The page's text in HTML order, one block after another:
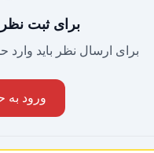
برای ثبت
برای ارسال نظر باید
ورود